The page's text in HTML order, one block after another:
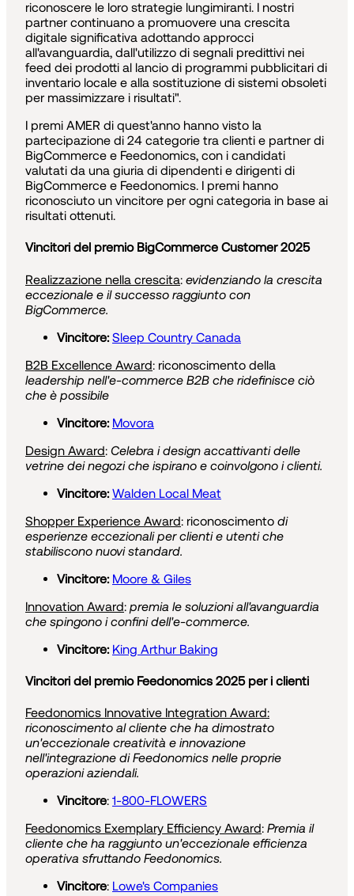
riconoscere le loro strategie lungimiranti. I nostri
partner continuano a promuovere una crescita
digitale significativa adottando approcci
all'avanguardia, dall'utilizzo di segnali predittivi nei
feed dei prodotti al lancio di programmi pubblicitari di
inventario locale e alla sostituzione di sistemi obsoleti
per massimizzare i risultati".
I premi AMER di quest'anno hanno visto la
partecipazione di 24 categorie tra clienti e partner di
BigCommerce e Feedonomics, con i candidati
valutati da una giuria di dipendenti e dirigenti di
BigCommerce e Feedonomics. I premi hanno
riconosciuto un vincitore per ogni categoria in base ai
risultati ottenuti.
Vincitori del premio BigCommerce Customer 2025
Realizzazione nella crescita: evidenziando la crescita
eccezionale e il successo raggiunto con
BigCommerce.
Vincitore:Sleep Country Canada
B2B Excellence Award: riconoscimento della
leadership nell'e-commerce B2B che ridefinisce ciò
che è possibile
Vincitore: Movora
Design Award: Celebra i design accattivanti delle
vetrine dei negozi che ispirano e coinvolgono i clienti.
Vincitore: Walden Local Meat
Shopper Experience Award: riconoscimento di
esperienze eccezionali per clienti e utenti che
stabiliscono nuovi standard.
Vincitore: Moore & Giles
Innovation Award: premia le soluzioni all'avanguardia
che spingono i confini dell'e-commerce.
Vincitore: King Arthur Baking
Vincitori del premio Feedonomics 2025 per i clienti
Feedonomics Innovative Integration Award:
riconoscimento al cliente che ha dimostrato
un'eccezionale creatività e innovazione
nell'integrazione di Feedonomics nelle proprie
operazioni aziendali.
Vincitore: 1-800-FLOWERS
Feedonomics Exemplary Efficiency Award: Premia il
cliente che ha raggiunto un'eccezionale efficienza
operativa sfruttando Feedonomics.
Vincitore: Lowe's Companies